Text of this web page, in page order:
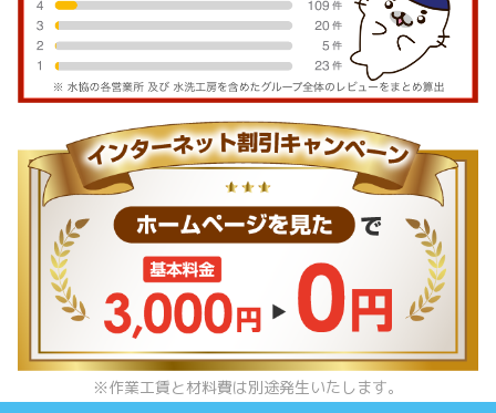
※作業工賃と材料費は別途発生いたします。